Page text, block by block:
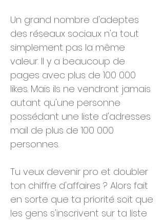
Un grand nombre d'adeptes
des réseaux sociaux n'a tout
simplement pas la même
valeur. Il y a beaucoup de
pages avec plus de 100 000
likes. Mais ils ne vendront jamais
autant qu'une personne
possédant une liste d'adresses
mail de plus de 100 000
personnes.
Tu veux devenir pro et doubler
ton chiffre d'affaires ? Alors fait
en sorte que ta priorité soit que
les gens s'inscrivent sur ta liste